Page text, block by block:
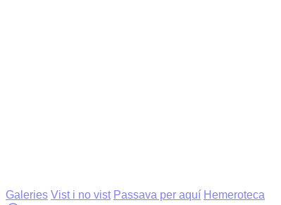
Galeries Vist i no vist Passava per aquí Hemeroteca